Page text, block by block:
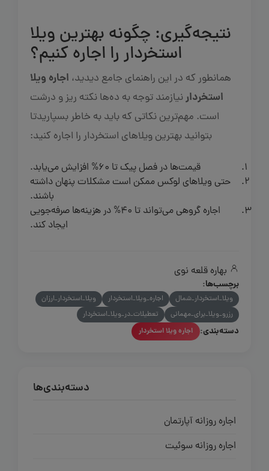
نتیجه‌گیری: چگونه بهترین ویلا
استخردار را اجاره کنیم؟
همانطور که در این راهنمای جامع دیدید، اجاره ویلا
استخردارنیازمند توجه به ده‌ها نکته ریز و درشت
است. مهم‌ترین نکاتی که باید به خاطر بسپاریدتا
بتوانید بهترین ویلاهای استخردار را اجاره کنید:
قیمت‌ها در فصل پیک تا 60% افزایش می‌یابد.
حتی ویلاهای لوکس ممکن است مشکلات پنهان داشته
باشند.
اجاره گروهی می‌تواند تا 40% در هزینه‌ها صرفه‌جویی
ایجاد کند.
بهاره قلعه نوی
برچسب‌ها:
ویلا_استخردار_شمال اجاره_ویلا_استخردار
ویلا_استخردار_ارزان
رزرو_ویلا_برای_مهمانی
تعطیلات_در_ویلا_استخردار
دسته‌بندی: اجاره ویلا استخردار
دسته‌بندی‌ها
اجاره روزانه آپارتمان
اجاره روزانه سوئیت